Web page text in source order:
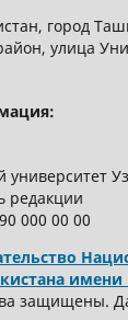
город
улица
редакции
000 00 00
защищены.